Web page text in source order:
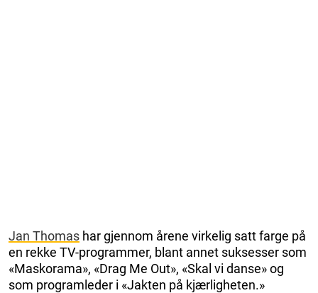
Jan Thomas har gjennom årene virkelig satt farge på
en rekke TV-programmer, blant annet suksesser som
«Maskorama», «Drag Me Out», «Skal vi danse» og
som programleder i «Jakten på kjærligheten.»